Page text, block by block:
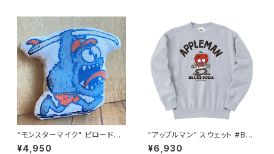
"モンスターマイク" ピロードー
ル 日本製 #BS813051
¥4,950
"アップルマン" スウェット #BS3
35022ASH
¥6,930